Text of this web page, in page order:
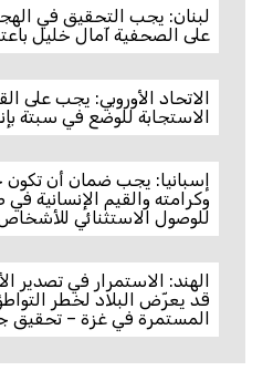
لبنان: يجب التحقيق في
على الصحفية آمال خليل
الاتحاد الأوروبي: يجب على
الاستجابة للوضع في سبتة
إسبانيا: يجب ضمان أن تكون
وكرامته والقيم الإنسانية
للوصول الاستثنائي
الهند: الاستمرار في تصدير
قد يعرّض البلاد لخطر
المستمرة في غزة – تحقيق